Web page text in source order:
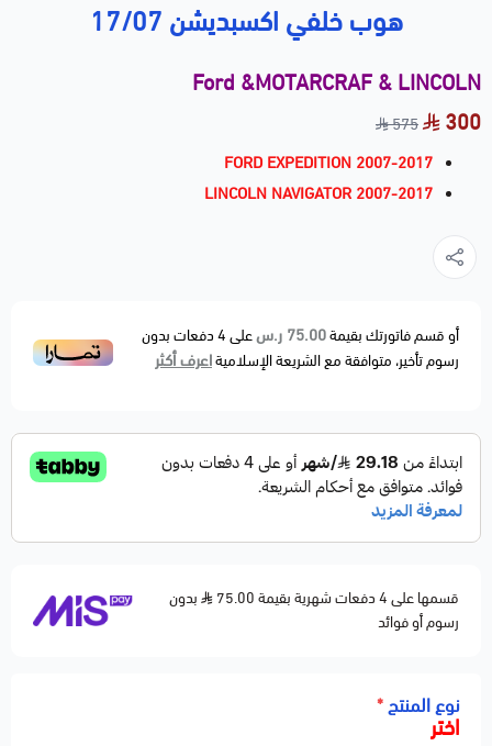
هوب خلفي اكسبديشن 17/07
Ford &MOTARCRAF & LINCOLN
300
575
FORD EXPEDITION 2007-2017
LINCOLN NAVIGATOR 2007-2017
أو قسم فاتورتك بقيمة75.00 ر.س على4دفعات بدون
رسوم تأخير، متوافقة مع الشريعة الإسلاميةاعرف أكثر
قسمها على 4 دفعات شهرية بقيمة 75.00
بدون
رسوم أو فوائد
نوع المنتج*
اختر